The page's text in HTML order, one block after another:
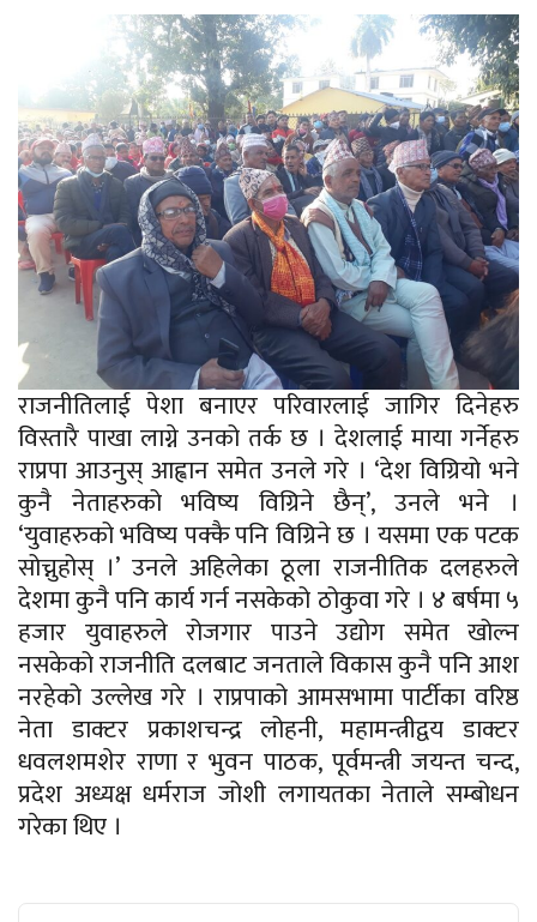
राजनीतिलाई पेशा बनाएर परिवारलाई जागिर दिनेहरु
विस्तारै पाखा लाग्ने उनको तर्क छ । देशलाई माया गर्नेहरु
राप्रपा आउनुस् आह्वान समेत उनले गरे । ‘देश विग्रियो भने
कुनै नेताहरुको भविष्य विग्रिने छैन्’, उनले भने ।
‘युवाहरुको भविष्य पक्कै पनि विग्रिने छ । यसमा एक पटक
सोच्नुहोस् ।’ उनले अहिलेका ठूला राजनीतिक दलहरुले
देशमा कुनै पनि कार्य गर्न नसकेको ठोकुवा गरे । ४ बर्षमा ५
हजार युवाहरुले रोजगार पाउने उद्योग समेत खोल्न
नसकेको राजनीति दलबाट जनताले विकास कुनै पनि आश
नरहेको उल्लेख गरे । राप्रपाको आमसभामा पार्टीका वरिष्ठ
नेता डाक्टर प्रकाशचन्द्र लोहनी, महामन्त्रीद्वय डाक्टर
धवलशमशेर राणा र भुवन पाठक, पूर्वमन्त्री जयन्त चन्द,
प्रदेश अध्यक्ष धर्मराज जोशी लगायतका नेताले सम्बोधन
गरेका थिए ।